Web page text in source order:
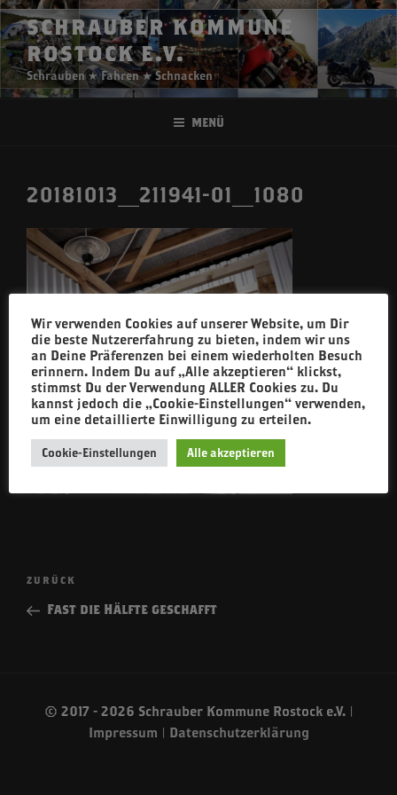
Zum
Inhalt
springen
SCHRAUBER KOMMUNE
ROSTOCK E.V.
Schrauben ★ Fahren ★ Schnacken
Menü
20181013_211941-01_1080
Beitragsnavigation
Vorheriger
Beitrag
ZURÜCK
Fast die Hälfte geschafft
© 2017 - 2026 Schrauber Kommune Rostock e.V. |
Impressum | Datenschutzerklärung
Wir verwenden Cookies auf unserer Website, um Dir
die beste Nutzererfahrung zu bieten, indem wir uns
an Deine Präferenzen bei einem wiederholten Besuch
erinnern. Indem Du auf „Alle akzeptieren“ klickst,
stimmst Du der Verwendung ALLER Cookies zu. Du
kannst jedoch die „Cookie-Einstellungen“ verwenden,
um eine detaillierte Einwilligung zu erteilen.
Cookie-Einstellungen Alle akzeptieren